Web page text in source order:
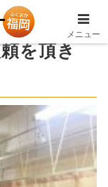
骨院開
を頂き
メニュー